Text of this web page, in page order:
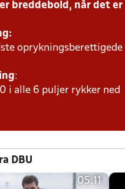
breddebold, når det
:
i alle 6 puljer rykker ned
DBU
05:11